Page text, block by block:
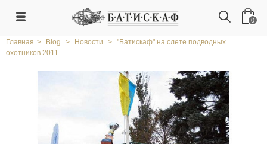
0
Главная > Blog > Новости > "Батискаф" на слете подводных
охотников 2011